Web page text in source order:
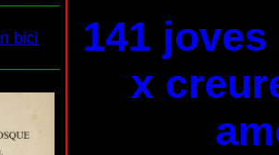
141
x